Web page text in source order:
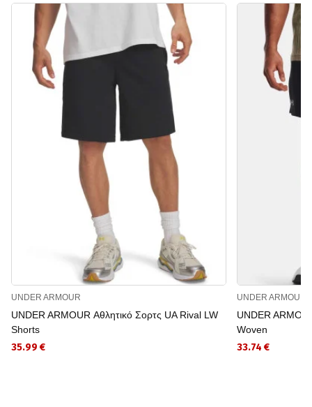
UNDER ARMOUR
UNDER ARMOUR Αθλητικό Σορτς UA Rival LW
Shorts
35.99 €
UNDER ARMOUR
UNDER
Woven
33.74 €